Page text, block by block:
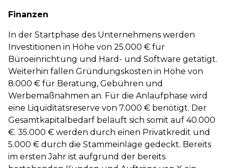
Finanzen
In der Startphase des Unternehmens werden
Investitionen in Höhe von 25.000 € für
Büroeinrichtung und Hard- und Software getätigt.
Weiterhin fallen Gründungskosten in Höhe von
8.000 € für Beratung, Gebühren und
Werbemaßnahmen an. Für die Anlaufphase wird
eine Liquiditätsreserve von 7.000 € benötigt. Der
Gesamtkapitalbedarf beläuft sich somit auf 40.000
€. 35.000 € werden durch einen Privatkredit und
5.000 € durch die Stammeinlage gedeckt. Bereits
im ersten Jahr ist aufgrund der bereits